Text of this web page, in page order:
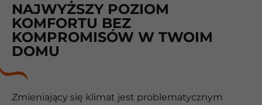
NAJWYŻSZY POZIOM
KOMFORTU BEZ
KOMPROMISÓW W TWOIM
DOMU
Zmieniający się klimat jest problematycznym